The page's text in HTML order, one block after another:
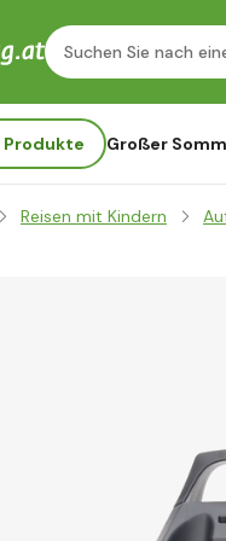
Produkte Großer
Reisen mit Kindern